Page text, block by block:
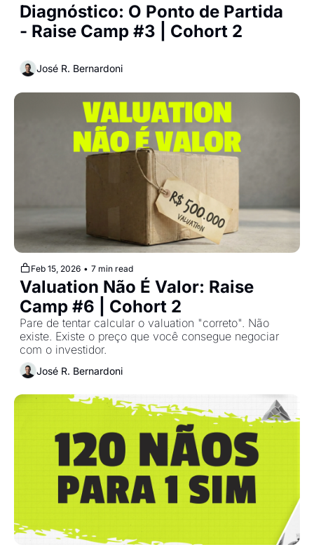
Diagnóstico: O Ponto de Partida
- Raise Camp #3 | Cohort 2
José R. Bernardoni
Feb 15, 2026 • 7 min read
Valuation Não É Valor: Raise
Camp #6 | Cohort 2
Pare de tentar calcular o valuation "correto". Não
existe. Existe o preço que você consegue negociar
com o investidor.
José R. Bernardoni